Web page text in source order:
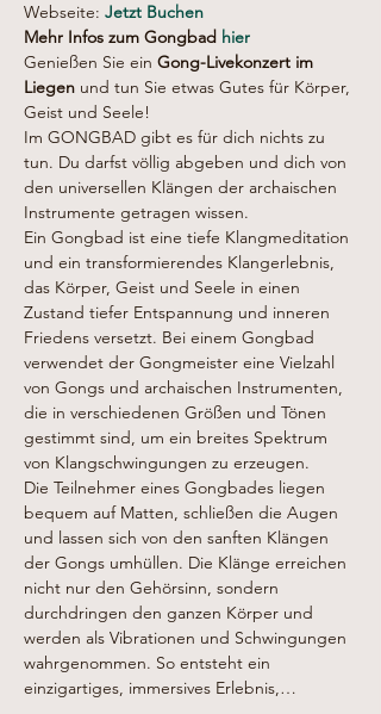
Webseite: Jetzt Buchen
Mehr Infos zum Gongbad hier
Genießen Sie ein Gong-Livekonzert im
Liegen und tun Sie etwas Gutes für Körper,
Geist und Seele!
Im GONGBAD gibt es für dich nichts zu
tun. Du darfst völlig abgeben und dich von
den universellen Klängen der archaischen
Instrumente getragen wissen.
Ein Gongbad ist eine tiefe Klangmeditation
und ein transformierendes Klangerlebnis,
das Körper, Geist und Seele in einen
Zustand tiefer Entspannung und inneren
Friedens versetzt. Bei einem Gongbad
verwendet der Gongmeister eine Vielzahl
von Gongs und archaischen Instrumenten,
die in verschiedenen Größen und Tönen
gestimmt sind, um ein breites Spektrum
von Klangschwingungen zu erzeugen.
Die Teilnehmer eines Gongbades liegen
bequem auf Matten, schließen die Augen
und lassen sich von den sanften Klängen
der Gongs umhüllen. Die Klänge erreichen
nicht nur den Gehörsinn, sondern
durchdringen den ganzen Körper und
werden als Vibrationen und Schwingungen
wahrgenommen. So entsteht ein
einzigartiges, immersives Erlebnis,…